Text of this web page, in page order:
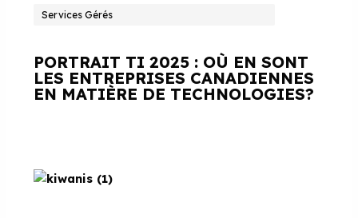
Services Gérés
PORTRAIT TI 2025 : OÙ EN SONT
LES ENTREPRISES CANADIENNES
EN MATIÈRE DE TECHNOLOGIES?